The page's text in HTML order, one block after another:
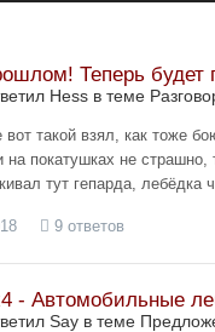
Теперь будет
Hess в теме
такой взял, как тоже
покатушках не страшно,
тут гепарда, лебёдка
9 ответов
- Автомобильные
Say в теме